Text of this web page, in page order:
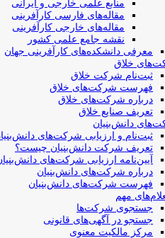
منابع علمی خارجی و ایرانی
مقاله‌های فارسی کارآفرینی
مقاله‌های خارجی کارآفرینی
نقشه جامع علمی کشور
معرفی دانشکده‌های کارآفرینی جهان
خلاق
ثبت‌نام شرکت خلاق
فهرست شرکت‌های خلاق
درباره شرکت‌های خلاق
تعریف صنایع خلاق
دانش‌بنیان
ثبت‌نام و ارزیابی شرکت‌های
تعریف شرکت دانش‌بنیان چیست؟
آیین‌نامه ارزیابی شرکت‌های
درباره شرکت‌های دانش‌بنیان
فهرست شرکت‌های دانش‌بنیان
مهم
جستجوی شرکت‌ها
جستجو در آگهی‌های قانونی
مرکز مالکیت معنوی